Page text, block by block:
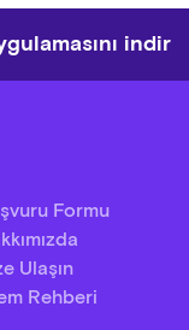
indir
Formu
Ulaşın
Rehberi